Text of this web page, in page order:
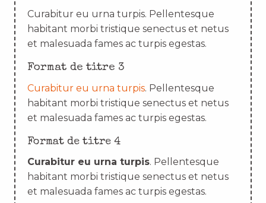
Curabitur eu urna turpis. Pellentesque
habitant morbi tristique senectus et netus
et malesuada fames ac turpis egestas.
Format de titre 3
Curabitur eu urna turpis. Pellentesque
habitant morbi tristique senectus et netus
et malesuada fames ac turpis egestas.
Format de titre 4
Curabitur eu urna turpis. Pellentesque
habitant morbi tristique senectus et netus
et malesuada fames ac turpis egestas.